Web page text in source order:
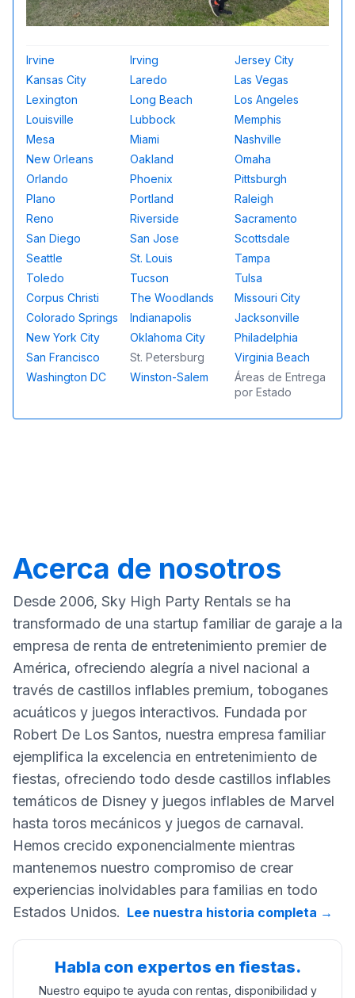
Irvine Irving
Jersey City
Kansas City
Laredo
Las Vegas
Lexington
Long Beach
Los Angeles
Louisville
Lubbock
Memphis
Mesa
Miami
Nashville
New Orleans
Oakland
Omaha
Orlando
Phoenix
Pittsburgh
Plano
Portland
Raleigh
Reno
Riverside
Sacramento
San Diego
San Jose
Scottsdale
Seattle
St. Louis
Tampa
Toledo
Tucson
Tulsa
Corpus Christi
The Woodlands
Missouri City
Colorado Springs
Indianapolis
Jacksonville
New York City
Oklahoma City
Philadelphia
San Francisco
St. Petersburg
Virginia Beach
Washington DC
Winston-Salem
Áreas de Entrega
por Estado
Acerca de nosotros
Desde 2006, Sky High Party Rentals se ha
transformado de una startup familiar de garaje a la
empresa de renta de entretenimiento premier de
América, ofreciendo alegría a nivel nacional a
través de castillos inflables premium, toboganes
acuáticos y juegos interactivos. Fundada por
Robert De Los Santos, nuestra empresa familiar
ejemplifica la excelencia en entretenimiento de
fiestas, ofreciendo todo desde castillos inflables
temáticos de Disney y juegos inflables de Marvel
hasta toros mecánicos y juegos de carnaval.
Hemos crecido exponencialmente mientras
mantenemos nuestro compromiso de crear
experiencias inolvidables para familias en todo
Estados Unidos. Lee nuestra historia completa →
Habla con expertos en fiestas.
Nuestro equipo te ayuda con rentas, disponibilidad y